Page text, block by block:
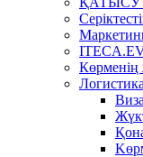
Логистика